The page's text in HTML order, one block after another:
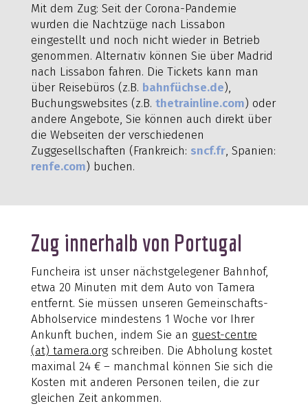
Mit dem Zug: Seit der Corona-Pandemie
wurden die Nachtzüge nach Lissabon
eingestellt und noch nicht wieder in Betrieb
genommen. Alternativ können Sie über Madrid
nach Lissabon fahren. Die Tickets kann man
über Reisebüros (z.B. bahnfüchse.de),
Buchungswebsites (z.B. thetrainline.com) oder
andere Angebote, Sie können auch direkt über
die Webseiten der verschiedenen
Zuggesellschaften (Frankreich: sncf.fr, Spanien:
renfe.com) buchen.
Zug innerhalb von Portugal
Funcheira ist unser nächstgelegener Bahnhof,
etwa 20 Minuten mit dem Auto von Tamera
entfernt. Sie müssen unseren Gemeinschafts-
Abholservice mindestens 1 Woche vor Ihrer
Ankunft buchen, indem Sie an guest-centre
(at) tamera.orgschreiben. Die Abholung kostet
maximal 24 € – manchmal können Sie sich die
Kosten mit anderen Personen teilen, die zur
gleichen Zeit ankommen.